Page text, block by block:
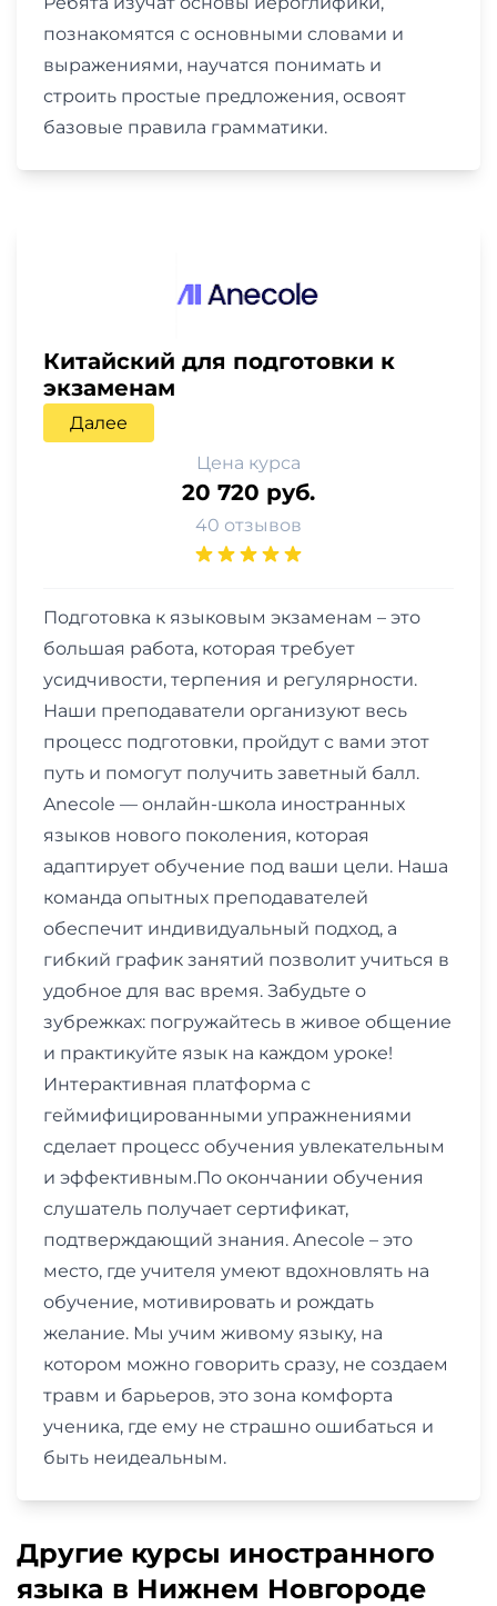
познакомятся с основными словами и
выражениями, научатся понимать и
строить простые предложения, освоят
базовые правила грамматики.
Китайский для подготовки к
экзаменам
Далее
Цена курса
20 720 руб.
40 отзывов
Подготовка к языковым экзаменам – это
большая работа, которая требует
усидчивости, терпения и регулярности.
Наши преподаватели организуют весь
процесс подготовки, пройдут с вами этот
путь и помогут получить заветный балл.
Anecole — онлайн-школа иностранных
языков нового поколения, которая
адаптирует обучение под ваши цели. Наша
команда опытных преподавателей
обеспечит индивидуальный подход, а
гибкий график занятий позволит учиться в
удобное для вас время. Забудьте о
зубрежках: погружайтесь в живое общение
и практикуйте язык на каждом уроке!
Интерактивная платформа с
геймифицированными упражнениями
сделает процесс обучения увлекательным
и эффективным.По окончании обучения
слушатель получает сертификат,
подтверждающий знания. Anecole – это
место, где учителя умеют вдохновлять на
обучение, мотивировать и рождать
желание. Мы учим живому языку, на
котором можно говорить сразу, не создаем
травм и барьеров, это зона комфорта
ученика, где ему не страшно ошибаться и
быть неидеальным.
Другие курсы иностранного
языка в Нижнем Новгороде